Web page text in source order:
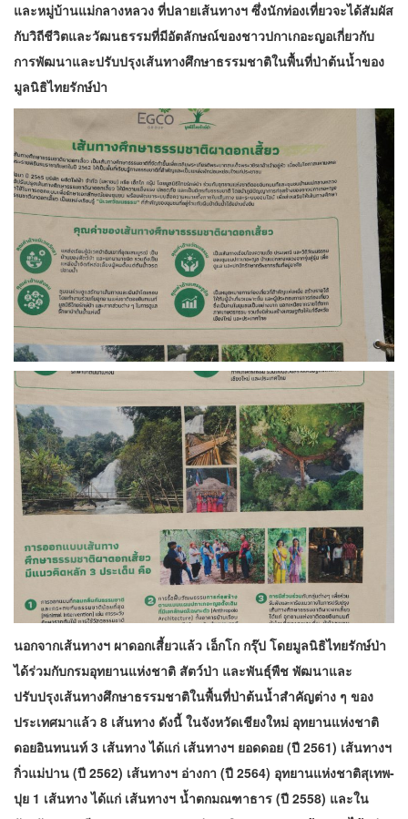
และหมู่บ้านแม่กลางหลวง ที่ปลายเส้นทางฯ ซึ่งนักท่องเที่ยวจะได้สัมผัส
กับวิถีชีวิตและวัฒนธรรมที่มีอัตลักษณ์ของชาวปกาเกอะญอเกี่ยวกับ
การพัฒนาและปรับปรุงเส้นทางศึกษาธรรมชาติในพื้นที่ป่าต้นน้ำของ
มูลนิธิไทยรักษ์ป่า
นอกจากเส้นทางฯ ผาดอกเสี้ยวแล้ว เอ็กโก กรุ๊ป โดยมูลนิธิไทยรักษ์ป่า
ได้ร่วมกับกรมอุทยานแห่งชาติ สัตว์ป่า และพันธุ์พืช พัฒนาและ
ปรับปรุงเส้นทางศึกษาธรรมชาติในพื้นที่ป่าต้นน้ำสำคัญต่าง ๆ ของ
ประเทศมาแล้ว 8 เส้นทาง ดังนี้ ในจังหวัดเชียงใหม่ อุทยานแห่งชาติ
ดอยอินทนนท์ 3 เส้นทาง ได้แก่ เส้นทางฯ ยอดดอย (ปี 2561) เส้นทางฯ
กิ่วแม่ปาน (ปี 2562) เส้นทางฯ อ่างกา (ปี 2564) อุทยานแห่งชาติสุเทพ-
ปุย 1 เส้นทาง ได้แก่ เส้นทางฯ น้ำตกมณฑาธาร (ปี 2558) และใน